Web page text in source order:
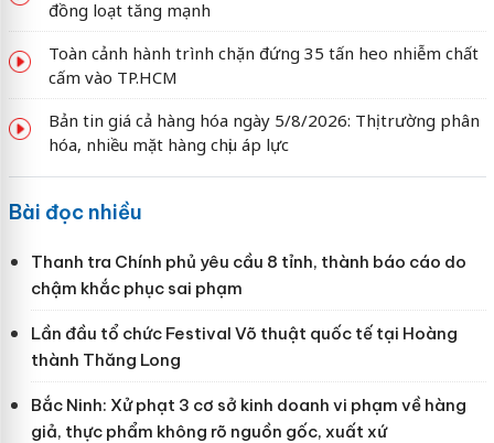
đồng loạt tăng mạnh
Toàn cảnh hành trình chặn đứng 35 tấn heo nhiễm chất
cấm vào TP.HCM
Bản tin giá cả hàng hóa ngày 5/8/2026: Thị trường phân
hóa, nhiều mặt hàng chịu áp lực
Bài đọc nhiều
Thanh tra Chính phủ yêu cầu 8 tỉnh, thành báo cáo do
chậm khắc phục sai phạm
Lần đầu tổ chức Festival Võ thuật quốc tế tại Hoàng
thành Thăng Long
Bắc Ninh: Xử phạt 3 cơ sở kinh doanh vi phạm về hàng
giả, thực phẩm không rõ nguồn gốc, xuất xứ